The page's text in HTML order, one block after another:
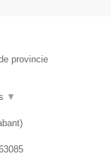
provincie
▼
)